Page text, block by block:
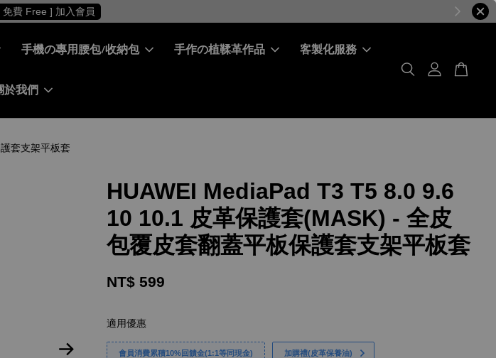
回饋金 [ 免費 Free ] 加入會員
手機の專用腰包/收納包 手作の植鞣革作品 客製化服務
於我們
套支架平板套
HUAWEI MediaPad T3 T5 8.0 9.6
10 10.1 皮革保護套(MASK) - 全皮
包覆皮套翻蓋平板保護套支架平板套
NT$ 599
適用優惠
會員消費累積10%回饋金(1:1等同現金) 加購禮(皮革保養油)